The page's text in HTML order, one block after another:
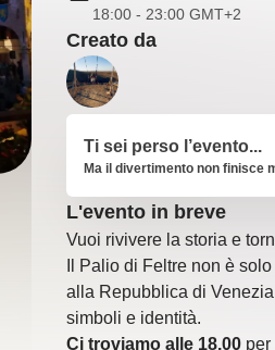
18:00 - 23:00 GMT+2
Creato da
Ti sei perso l’evento...
Ma il divertimento non finisce
L'evento in breve
Vuoi rivivere la storia e
Il Palio di Feltre non è
alla Repubblica di
simboli e identità.
Ci troviamo alle 18.00